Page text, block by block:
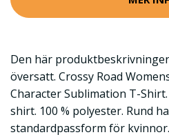
Den här
översatt. Crossy Road
Character Sublimation T-
shirt. 100 % polyester. Rund
standardpassform för